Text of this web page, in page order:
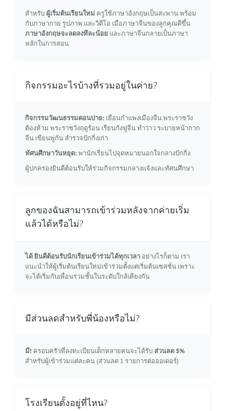
สำหรับ ผู้เริ่มต้นเรียนใหม่ครูใช้ภาษาอังกฤษเป็นสะพาน พร้อม
กับภาษากาย รูปภาพ และวิดีโอ เมื่อภาษาจีนของลูกคุณดีขึ้น
ภาษาอังกฤษจะลดลงทีละน้อย และภาษาจีนกลายเป็นภาษา
หลักในการสอน
กิจกรรมอะไรบ้างที่รวมอยู่ในค่าย?
กิจกรรมวัฒนธรรมตอนบ่าย: เยือนกำแพงเมืองจีน พระราชวัง
ต้องห้าม พระราชวังฤดูร้อน เรียนกังฟูจีน ทำว่าว ระบายหน้ากาก
จีน เขียนพู่กัน สำรวจปักกิ่งเก่า
ทัศนศึกษาวันหยุด: พานักเรียนไปจุดหมายนอกใจกลางปักกิ่ง
ผู้ปกครองยินดีต้อนรับให้ร่วมกิจกรรมกลางแจ้งและทัศนศึกษา
ลูกของฉันสามารถเข้าร่วมหลังจากค่ายเริ่ม
แล้วได้หรือไม่?
ได้ ยินดีต้อนรับนักเรียนเข้าร่วมได้ทุกเวลาอย่างไรก็ตาม เรา
แนะนำให้ผู้เริ่มต้นเรียนใหม่เข้าร่วมตั้งแต่เริ่มต้นเซสชั่น เพราะ
จะได้เริ่มกับเพื่อนร่วมชั้นในระดับใกล้เคียงกัน
มีส่วนลดสำหรับพี่น้องหรือไม่?
มี! ครอบครัวที่ลงทะเบียนเด็กหลายคนจะได้รับ ส่วนลด 5%
สำหรับผู้เข้าร่วมแต่ละคน (ส่วนลด 1 รายการต่อออเดอร์)
โรงเรียนตั้งอยู่ที่ไหน?